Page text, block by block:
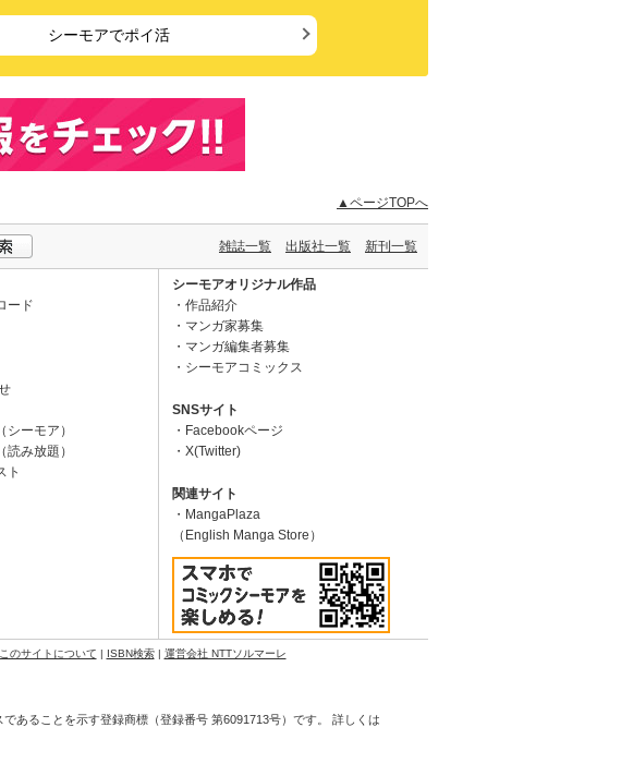
シーモアでポイ活
▲ページTOPへ
雑誌一覧 出版社一覧 新刊一覧
ード
シーモア）
読み放題）
ト
シーモアオリジナル作品
作品紹介
マンガ家募集
マンガ編集者募集
シーモアコミックス
SNSサイト
Facebookページ
X(Twitter)
関連サイト
MangaPlaza
（English Manga Store）
このサイトについて | ISBN検索| 運営会社 NTTソルマーレ
あることを示す登録商標（登録番号 第6091713号）です。 詳しくは